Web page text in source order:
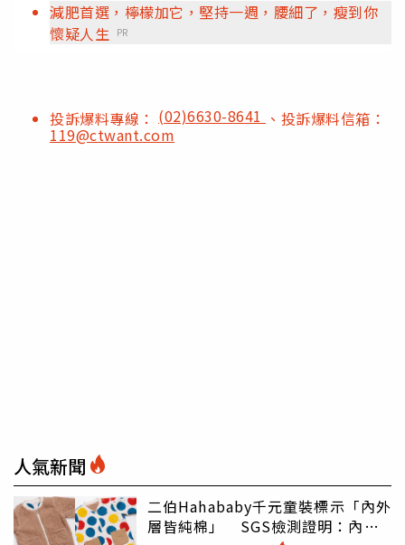
減肥首選，檸檬加它，堅持一週，腰細了，瘦到你
懷疑人生 PR
投訴爆料專線： (02)6630-8641 、投訴爆料信箱：
119@ctwant.com
人氣新聞
二伯Hahababy千元童裝標示「內外
層皆純棉」 SGS檢測證明：內裡